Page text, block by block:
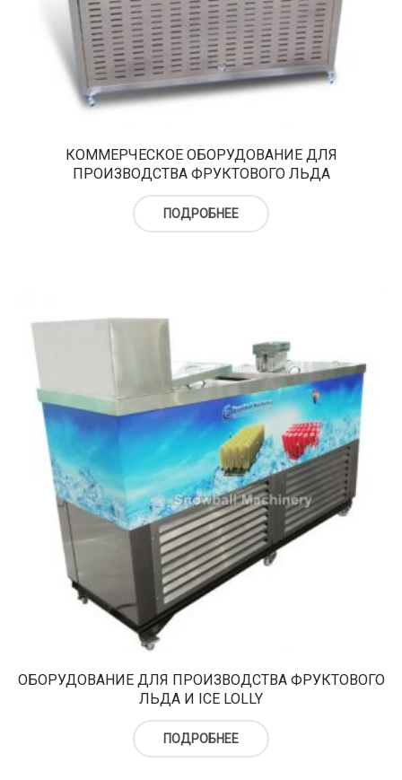
КОММЕРЧЕСКОЕ ОБОРУДОВАНИЕ ДЛЯ
ПРОИЗВОДСТВА ФРУКТОВОГО ЛЬДА
ПОДРОБНЕЕ
ОБОРУДОВАНИЕ ДЛЯ ПРОИЗВОДСТВА ФРУКТОВОГО
ЛЬДА И ICE LOLLY
ПОДРОБНЕЕ